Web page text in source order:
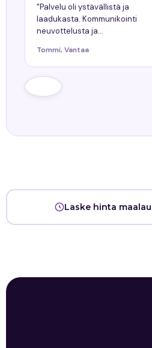
"Palvelu oli ystävällistä ja
laadukasta. Kommunikointi
neuvottelusta ja
Kaikkiin kysymyksiin tuli
nopeasti vastaukset. Työn
lopputulos oli onnistunut."
Tommi, Vantaa
Laske hinta